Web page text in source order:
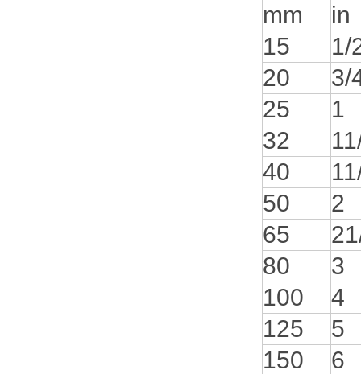
mm
in
15
1/
20
3/
25
1
32
40
50
2
65
80
3
100
4
125
5
150
6